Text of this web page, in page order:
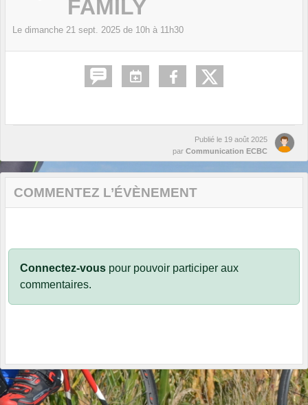
FAMILY
Le dimanche 21 sept. 2025 de 10h à 11h30
Publié le 19 août 2025
par Communication ECBC
COMMENTEZ L’ÉVÈNEMENT
Connectez-vous pour pouvoir participer aux
commentaires.